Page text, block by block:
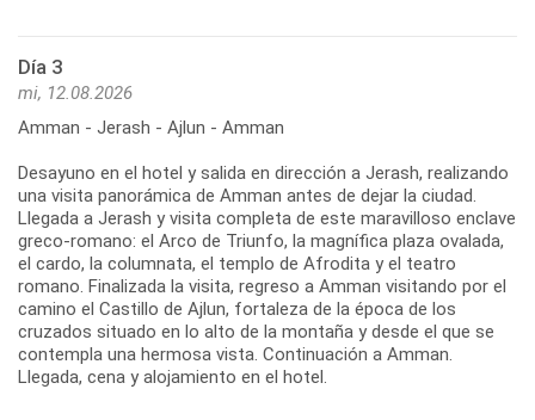
Día 3
mi, 12.08.2026
Amman - Jerash - Ajlun - Amman
Desayuno en el hotel y salida en dirección a Jerash, realizando
una visita panorámica de Amman antes de dejar la ciudad.
Llegada a Jerash y visita completa de este maravilloso enclave
greco-romano: el Arco de Triunfo, la magnífica plaza ovalada,
el cardo, la columnata, el templo de Afrodita y el teatro
romano. Finalizada la visita, regreso a Amman visitando por el
camino el Castillo de Ajlun, fortaleza de la época de los
cruzados situado en lo alto de la montaña y desde el que se
contempla una hermosa vista. Continuación a Amman.
Llegada, cena y alojamiento en el hotel.